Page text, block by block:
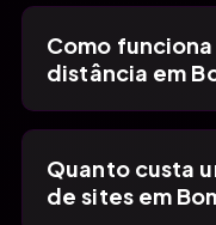
Como
distância em
Quanto custa
de sites em